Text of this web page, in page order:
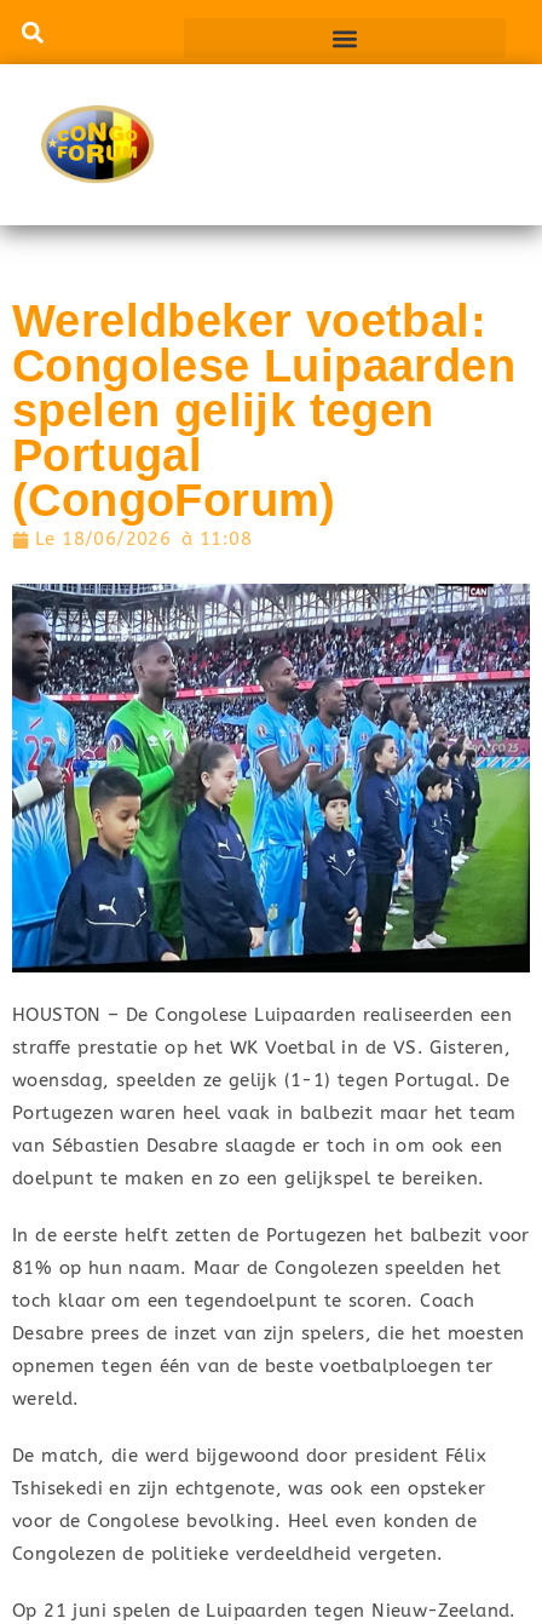
Wereldbeker voetbal:
Congolese Luipaarden
spelen gelijk tegen
Portugal
(CongoForum)
Le 18/06/2026 à 11:08
HOUSTON – De Congolese Luipaarden realiseerden een
straffe prestatie op het WK Voetbal in de VS. Gisteren,
woensdag, speelden ze gelijk (1-1) tegen Portugal. De
Portugezen waren heel vaak in balbezit maar het team
van Sébastien Desabre slaagde er toch in om ook een
doelpunt te maken en zo een gelijkspel te bereiken.
In de eerste helft zetten de Portugezen het balbezit voor
81% op hun naam. Maar de Congolezen speelden het
toch klaar om een tegendoelpunt te scoren. Coach
Desabre prees de inzet van zijn spelers, die het moesten
opnemen tegen één van de beste voetbalploegen ter
wereld.
De match, die werd bijgewoond door president Félix
Tshisekedi en zijn echtgenote, was ook een opsteker
voor de Congolese bevolking. Heel even konden de
Congolezen de politieke verdeeldheid vergeten.
Op 21 juni spelen de Luipaarden tegen Nieuw-Zeeland.